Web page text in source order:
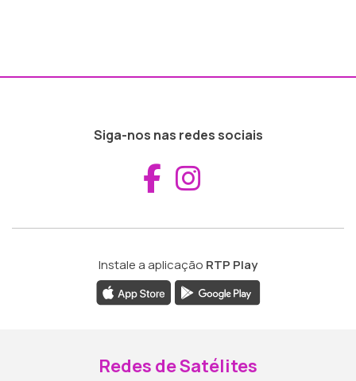
Siga-nos nas redes sociais
Aceder ao
Instale a aplicação RTP Play
Redes de Satélites